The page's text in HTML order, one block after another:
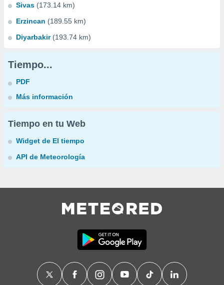
Sivas (173.14 km)
Erzincan (189.55 km)
Diyarbakir (193.74 km)
Tiempo...
PDF
Más información
Tiempo en tu Web
Widget de El tiempo
API de Meteorología